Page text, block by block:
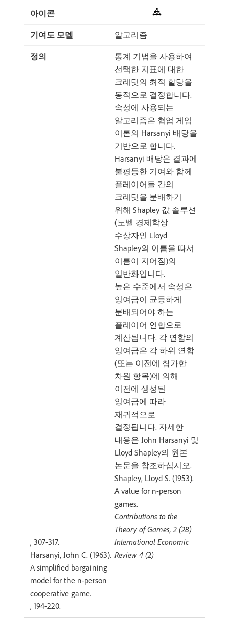
알고리즘
통계 기법을 사용하여
선택한 지표에 대한
크레딧의 최적 할당을
동적으로 결정합니다.
속성에 사용되는
알고리즘은 협업 게임
이론의 Harsanyi 배당을
기반으로 합니다.
Harsanyi 배당은 결과에
불평등한 기여와 함께
플레이어들 간의
크레딧을 분배하기
위해 Shapley 값 솔루션
(노벨 경제학상
수상자인 Lloyd
Shapley의 이름을 따서
이름이 지어짐)의
일반화입니다.
높은 수준에서 속성은
잉여금이 균등하게
분배되어야 하는
플레이어 연합으로
계산됩니다. 각 연합의
잉여금은 각 하위 연합
(또는 이전에 참가한
차원 항목)에 의해
이전에 생성된
잉여금에 따라
재귀적으로
결정됩니다. 자세한
내용은 John Harsanyi 및
Lloyd Shapley의 원본
논문을 참조하십시오.
Shapley, Lloyd S. (1953).
A value for n-person
games.
Contributions to the
Theory of Games, 2 (28)
, 307-317.
Harsanyi, John C. (1963).
A simplified bargaining
model for the n-person
cooperative game.
International Economic
Review 4 (2)
, 194-220.